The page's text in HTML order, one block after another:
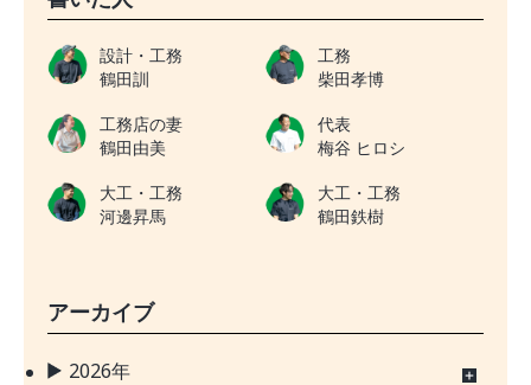
設計・工務
鶴田訓
工務
柴田孝博
工務店の妻
鶴田由美
代表
梅谷 ヒロシ
大工・工務
河邊昇馬
大工・工務
鶴田鉄樹
アーカイブ
2026年